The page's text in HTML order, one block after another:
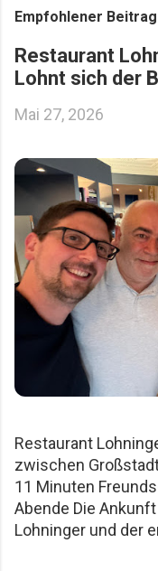
Empfohlener Beitrag
Restaurant
Lohnt sich der
Mai 27, 2026
Restaurant
zwischen
11 Minuten
Abende Die
Lohninger und der